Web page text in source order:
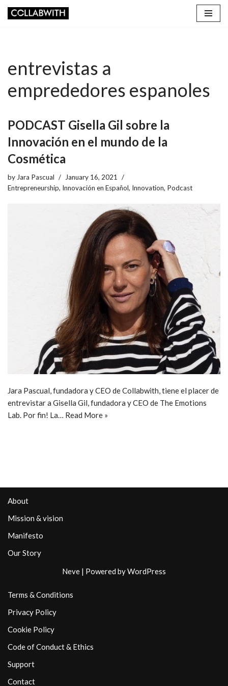
entrevistas a
emprededores espanoles
PODCAST Gisella Gil sobre la
Innovación en el mundo de la
Cosmética
by Jara Pascual
January 16, 2021
Entrepreneurship, Innovación en Español, Innovation, Podcast
Jara Pascual, fundadora y CEO de Collabwith, tiene el placer de
entrevistar a Gisella Gil, fundadora y CEO de The Emotions
Lab. Por fin! La… Read More »
About
Mission & vision
Manifesto
Our Story
Neve | Powered byWordPress
Terms & Conditions
Privacy Policy
Cookie Policy
Code of Conduct & Ethics
Support
Contact